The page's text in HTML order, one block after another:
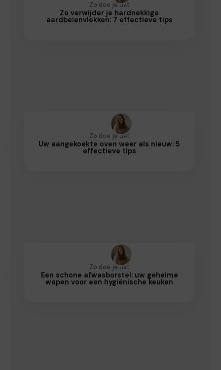
Zo doe je dat
Zo verwijder je hardnekkige
aardbeienvlekken: 7 effectieve tips
Zo doe je dat
Uw aangekoekte oven weer als nieuw: 5
effectieve tips
Zo doe je dat
Een schone afwasborstel: uw geheime
wapen voor een hygiënische keuken